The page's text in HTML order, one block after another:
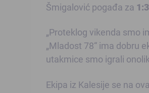
Šmigalović pogađa za
„Proteklog vikenda smo
„Mladost 78“ ima dobru
utakmice smo igrali
Ekipa iz Kalesije se na